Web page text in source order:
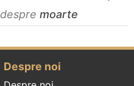
despre moarte
Despre noi